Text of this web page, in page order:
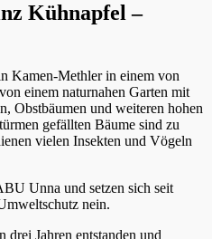
Kühnapfel –
Kamen-Methler in einem von
einem naturnahen Garten mit
Obstbäumen und weiteren hohen
gefällten Bäume sind zu
vielen Insekten und Vögeln
Unna und setzen sich seit
nein.
Jahren entstanden und